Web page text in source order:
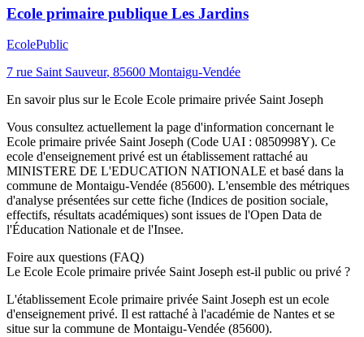
Ecole primaire publique Les Jardins
EcolePublic
7 rue Saint Sauveur, 85600 Montaigu-Vendée
En savoir plus sur le Ecole Ecole primaire privée Saint Joseph
Vous consultez actuellement la page d'information concernant le
Ecole primaire privée Saint Joseph (Code UAI : 0850998Y). Ce
ecole d'enseignement privé est un établissement rattaché au
MINISTERE DE L'EDUCATION NATIONALE et basé dans la
commune de Montaigu-Vendée (85600). L'ensemble des métriques
d'analyse présentées sur cette fiche (Indices de position sociale,
effectifs, résultats académiques) sont issues de l'Open Data de
l'Éducation Nationale et de l'Insee.
Foire aux questions (FAQ)
Le Ecole Ecole primaire privée Saint Joseph est-il public ou privé ?
L'établissement Ecole primaire privée Saint Joseph est un ecole
d'enseignement privé. Il est rattaché à l'académie de Nantes et se
situe sur la commune de Montaigu-Vendée (85600).